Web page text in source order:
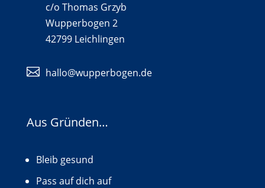
c/o Thomas Grzyb
Wupperbogen 2
42799 Leichlingen
 hallo@wupperbogen.de
Aus Gründen…
Bleib gesund
Pass auf dich auf